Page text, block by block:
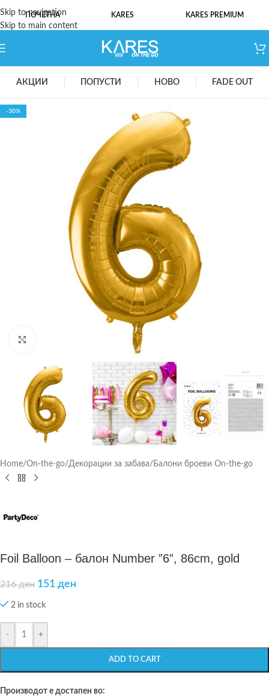
Skip to navigation
Skip to main content
ПОЧЕТНА KARES KARES PREMIUM
АКЦИИ ПОПУСТИ НОВО FADE OUT
-30%
Home/On-the-go/Декорации за забава/ Балони броеви On-the-go
Foil Balloon – балон Number ”6”, 86cm, gold
216ден 151 ден
2 in stock
- +
ADD TO CART
Производот е достапен во: